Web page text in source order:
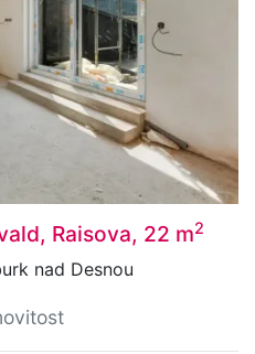
Raisova, 22 m2
nad Desnou